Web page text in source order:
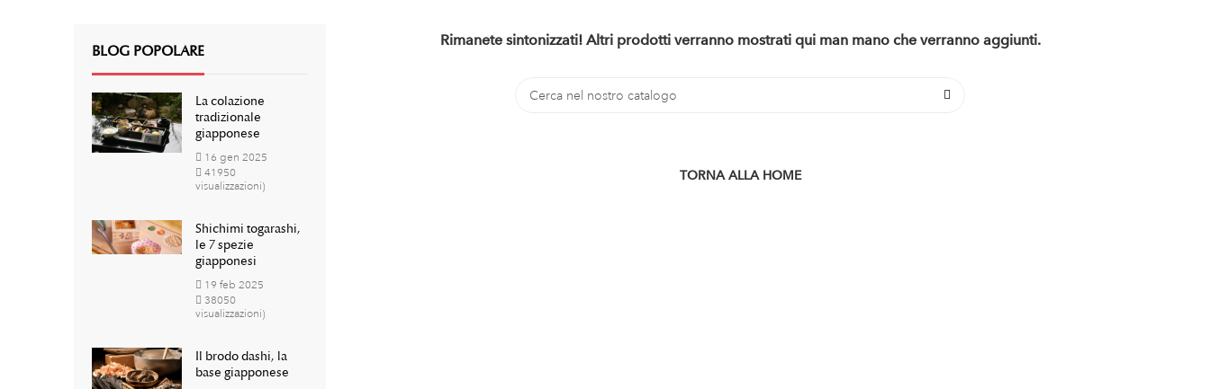
BLOG POPOLARE
La colazione
tradizionale
giapponese
16 gen 2025
41950
visualizzazioni)
Shichimi togarashi,
le 7 spezie
giapponesi
19 feb 2025
38050
visualizzazioni)
Il brodo dashi, la
base giapponese
Rimanete sintonizzati! Altri prodotti verranno mostrati qui man mano che verranno aggiunti.
TORNA ALLA HOME